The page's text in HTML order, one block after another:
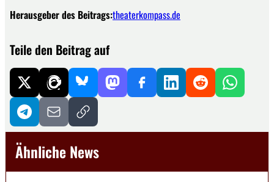
Herausgeber des Beitrags:theaterkompass.de
Teile den Beitrag auf
Ähnliche News